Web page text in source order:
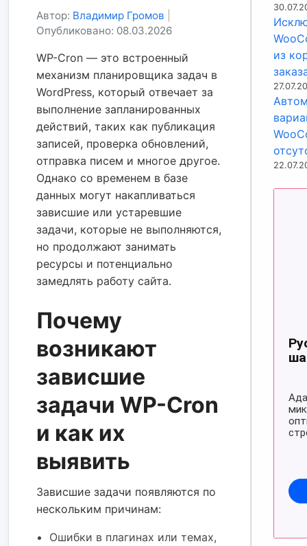
Автор: Владимир Громов
Опубликовано: 08.03.2026
WP-Cron — это встроенный
механизм планировщика задач в
WordPress, который отвечает за
выполнение запланированных
действий, таких как публикация
записей, проверка обновлений,
отправка писем и многое другое.
Однако со временем в базе
данных могут накапливаться
зависшие или устаревшие
задачи, которые не выполняются,
но продолжают занимать
ресурсы и потенциально
замедлять работу сайта.
Почему
возникают
зависшие
задачи WP-Cron
и как их
выявить
Зависшие задачи появляются по
нескольким причинам:
Ошибки в плагинах или темах,
из